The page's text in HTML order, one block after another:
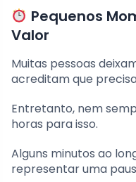
Pequenos
Valor
Muitas pessoas
acreditam que
Entretanto, nem
horas para isso.
Alguns minutos ao
representar uma